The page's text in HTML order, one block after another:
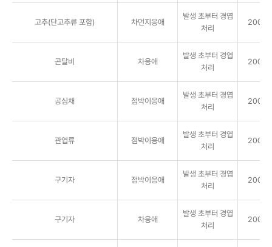
고추(단고추류 포함) 차먼지응애
발생 초부터 경엽
처리
2000
곤달비 차응애
발생 초부터 경엽
처리
2000
공심채 점박이응애
발생 초부터 경엽
처리
2000
관엽류 점박이응애
발생 초부터 경엽
처리
2000
구기자 점박이응애
발생 초부터 경엽
처리
2000
구기자 차응애
발생 초부터 경엽
처리
2000